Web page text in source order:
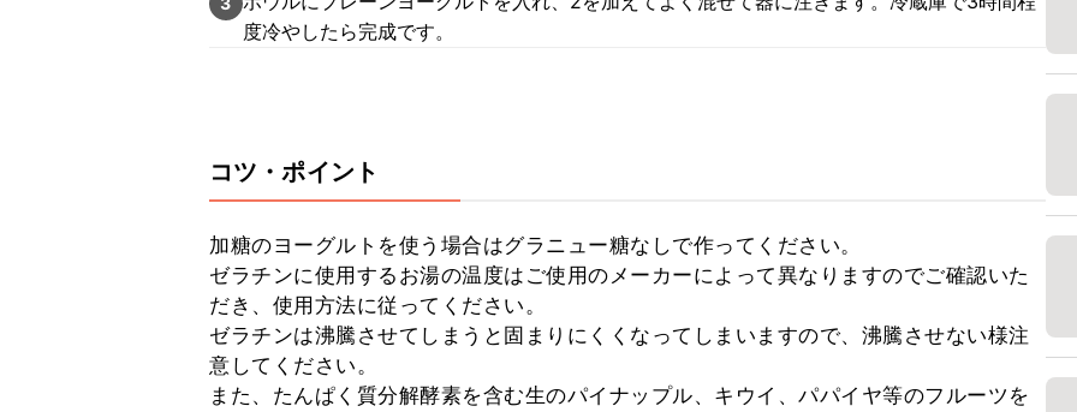
度冷やしたら完成です。
コツ・ポイント
加糖のヨーグルトを使う場合はグラニュー糖なしで作ってください。
ゼラチンに使用するお湯の温度はご使用のメーカーによって異なりますのでご確認いた
だき、使用方法に従ってください。
ゼラチンは沸騰させてしまうと固まりにくくなってしまいますので、沸騰させない様注
意してください。
また、たんぱく質分解酵素を含む生のパイナップル、キウイ、パパイヤ等のフルーツを